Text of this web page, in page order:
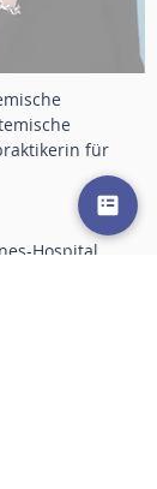
für
Hospital